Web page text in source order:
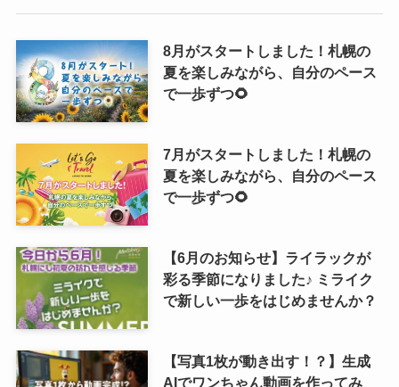
8月がスタートしました！札幌の
夏を楽しみながら、自分のペース
で一歩ずつ🌻
7月がスタートしました！札幌の
夏を楽しみながら、自分のペース
で一歩ずつ🌻
【6月のお知らせ】ライラックが
彩る季節になりました♪ ミライク
で新しい一歩をはじめませんか？
【写真1枚が動き出す！？】生成
AIでワンちゃん動画を作ってみ